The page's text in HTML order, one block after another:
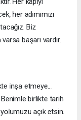
her adımımızı
Biz
başarı vardır.
inşa etmeye...
birlikte tarih
yolumuzu açık etsin.